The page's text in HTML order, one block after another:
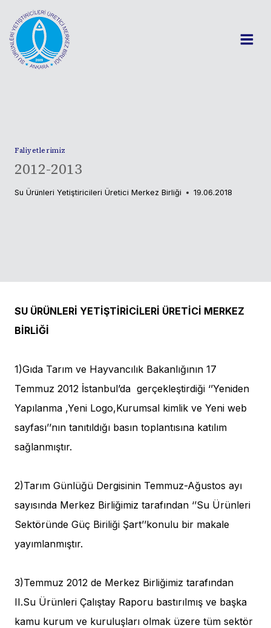
content
Faliyetlerimiz
2012-2013
Su Ürünleri Yetiştiricileri Üretici Merkez Birliği 19.06.2018
SU ÜRÜNLERİ YETİŞTİRİCİLERİ ÜRETİCİ MERKEZ
BİRLİĞİ
1)Gıda Tarım ve Hayvancılık Bakanlığının 17
Temmuz 2012 İstanbul’da gerçekleştirdiği ‘’Yeniden
Yapılanma ,Yeni Logo,Kurumsal kimlik ve Yeni web
sayfası’’nın tanıtıldığı basın toplantısına katılım
sağlanmıştır.
2)Tarım Günlüğü Dergisinin Temmuz-Ağustos ayı
sayısında Merkez Birliğimiz tarafından ‘’Su Ürünleri
Sektöründe Güç Biriliği Şart’’konulu bir makale
yayımlanmıştır.
3)Temmuz 2012 de Merkez Birliğimiz tarafından
II.Su Ürünleri Çalıştay Raporu bastırılmış ve başka
kamu kurum ve kuruluşları olmak üzere tüm sektör